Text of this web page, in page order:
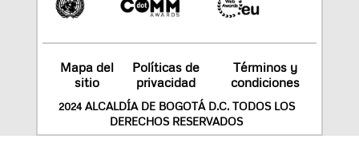
Mapa del
sitio
Políticas de
privacidad
Términos y
condiciones
2024 ALCALDÍA DE BOGOTÁ D.C. TODOS LOS
DERECHOS RESERVADOS